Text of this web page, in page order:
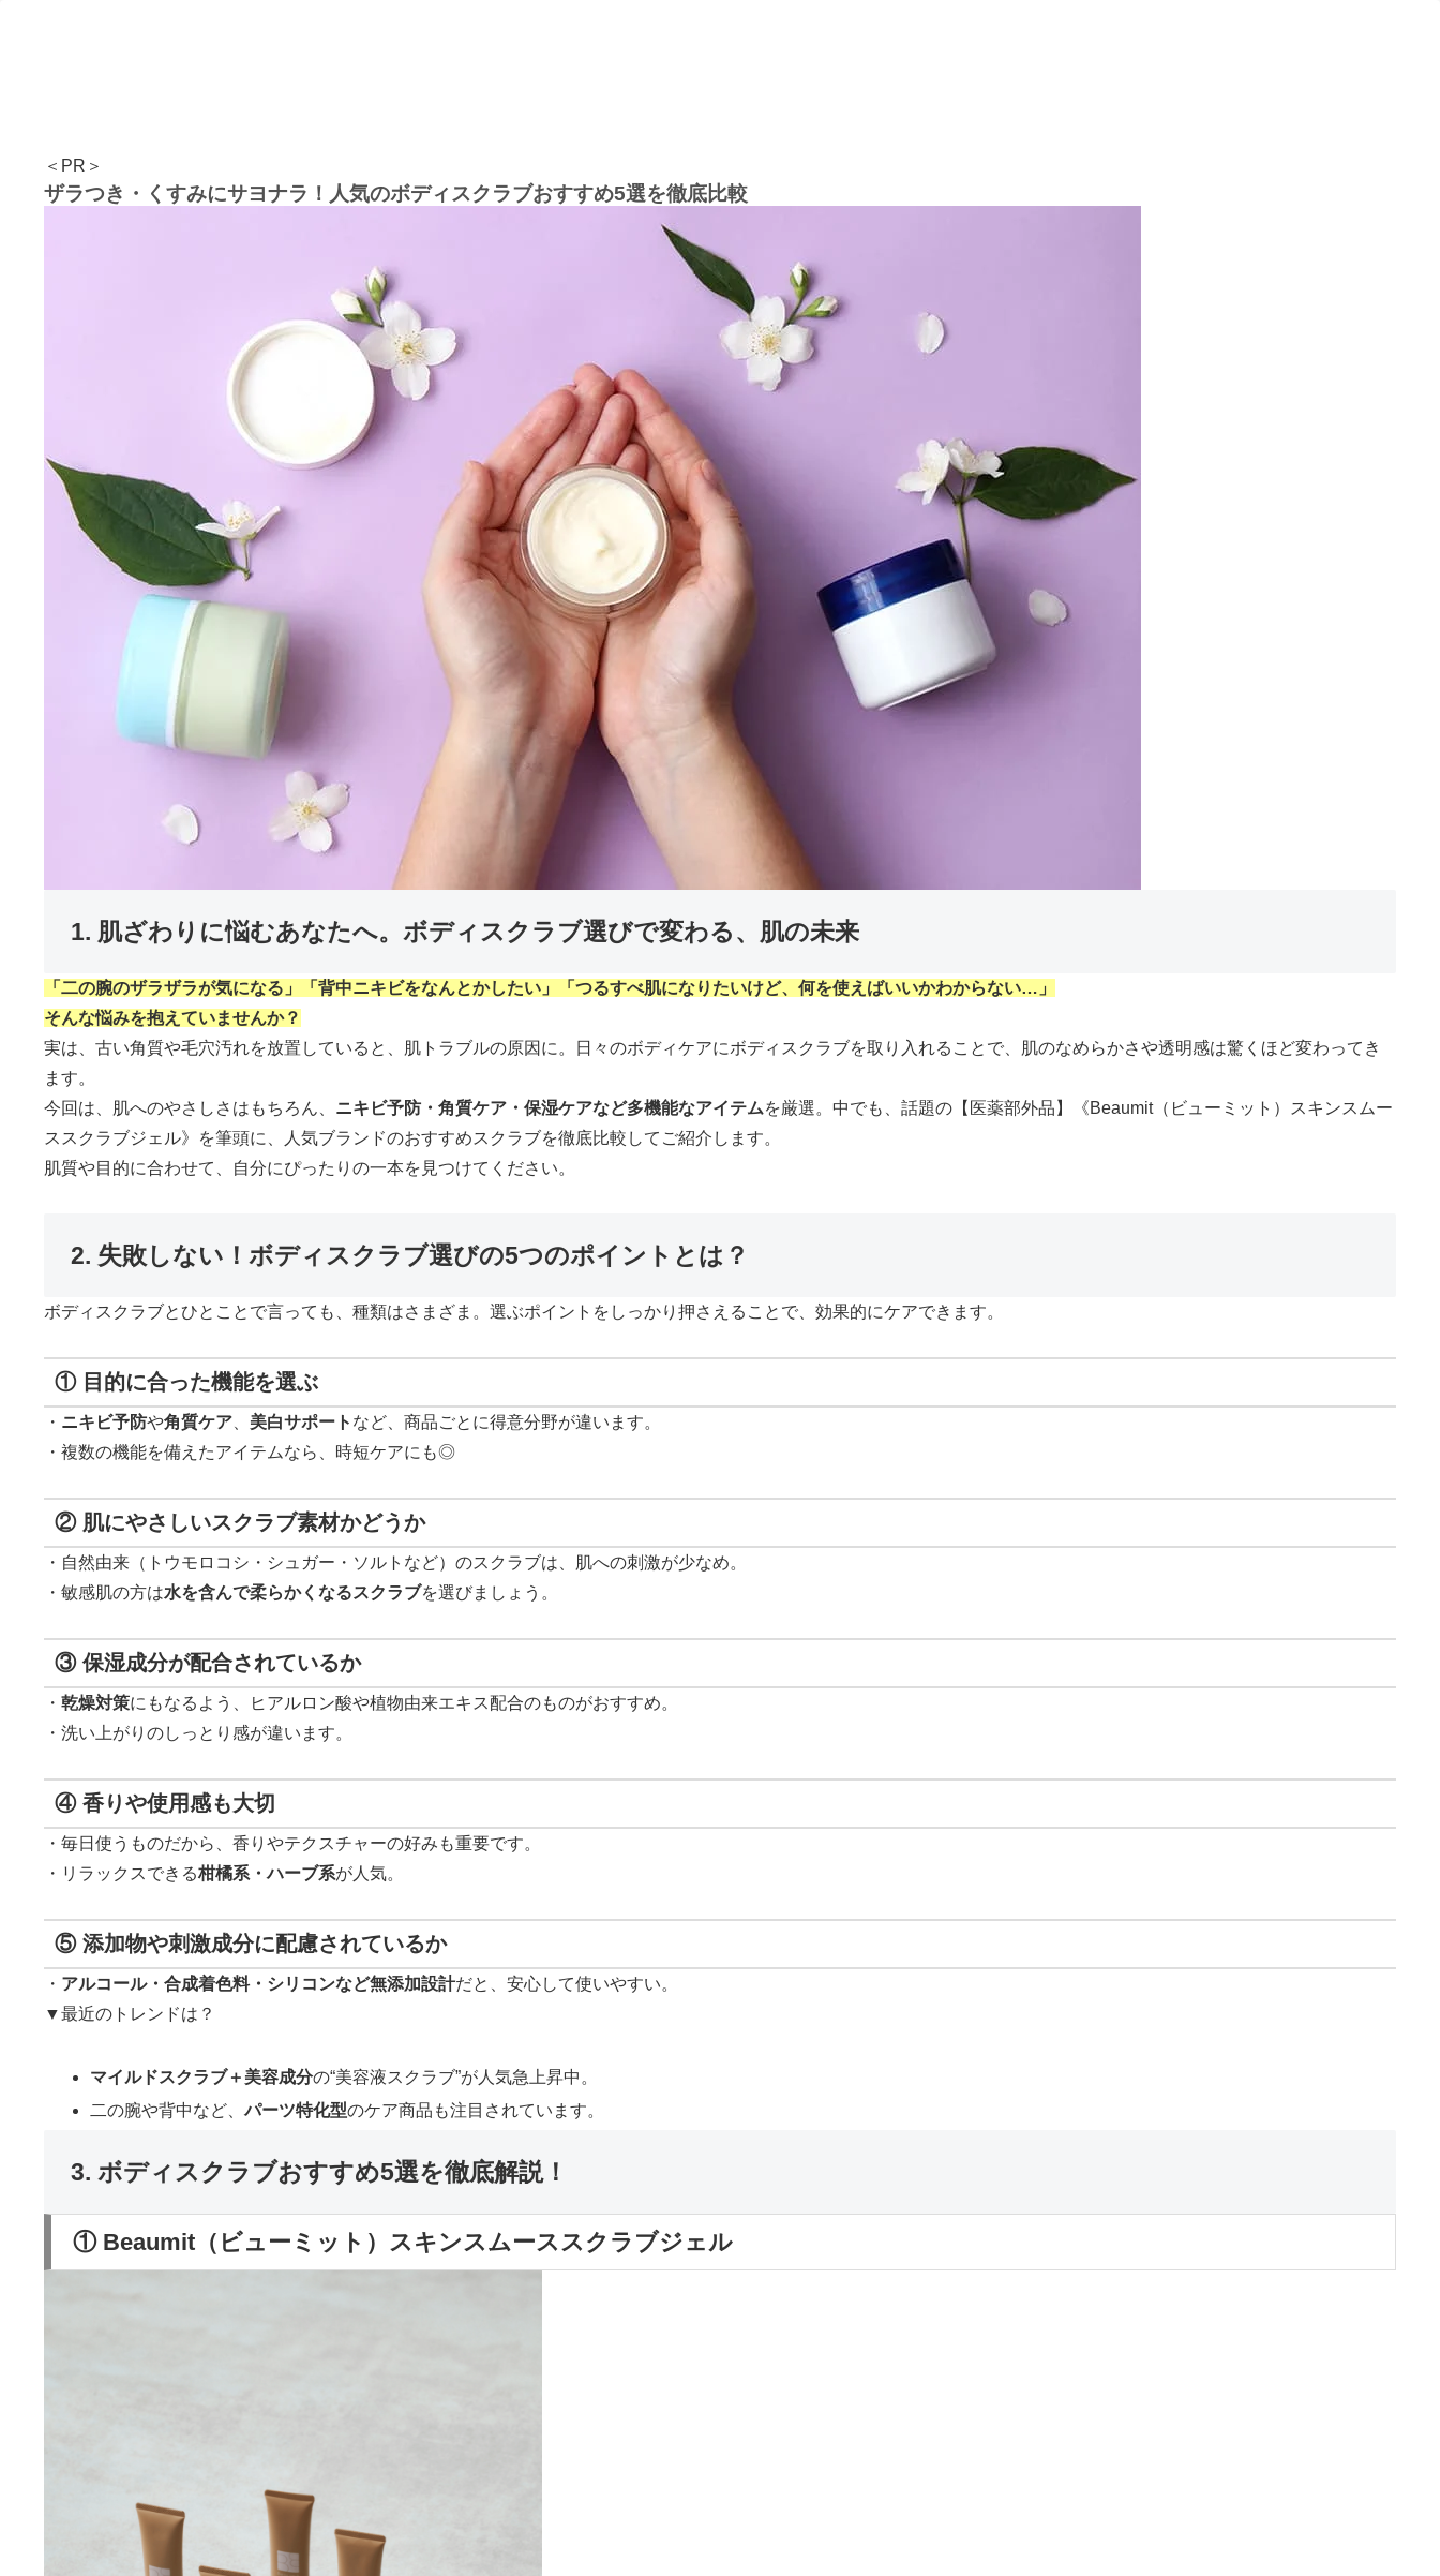
＜PR＞
ザラつき・くすみにサヨナラ！人気のボディスクラブおすすめ5選を徹底比較
1. 肌ざわりに悩むあなたへ。ボディスクラブ選びで変わる、肌の未来
「二の腕のザラザラが気になる」「背中ニキビをなんとかしたい」「つるすべ肌になりたいけど、何を使えばいいかわからない…」
そんな悩みを抱えていませんか？
実は、古い角質や毛穴汚れを放置していると、肌トラブルの原因に。日々のボディケアにボディスクラブを取り入れることで、肌のなめらかさや透明感は驚くほど変わってき
ます。
今回は、肌へのやさしさはもちろん、 ニキビ予防・角質ケア・保湿ケアなど多機能なアイテムを厳選。中でも、話題の【医薬部外品】《Beaumit（ビューミット）スキンスムー
ススクラブジェル》を筆頭に、人気ブランドのおすすめスクラブを徹底比較してご紹介します。
肌質や目的に合わせて、自分にぴったりの一本を見つけてください。
2. 失敗しない！ボディスクラブ選びの5つのポイントとは？
ボディスクラブとひとことで言っても、種類はさまざま。選ぶポイントをしっかり押さえることで、効果的にケアできます。
① 目的に合った機能を選ぶ
・ ニキビ予防や角質ケア 美白サポート など、商品ごとに得意分野が違います。
・複数の機能を備えたアイテムなら、時短ケアにも◎
② 肌にやさしいスクラブ素材かどうか
・自然由来（トウモロコシ・シュガー・ソルトなど）のスクラブは、肌への刺激が少なめ。
・敏感肌の方は水を含んで柔らかくなるスクラブを選びましょう。
③ 保湿成分が配合されているか
・ 乾燥対策にもなるよう、ヒアルロン酸や植物由来エキス配合のものがおすすめ。
・洗い上がりのしっとり感が違います。
④ 香りや使用感も大切
・毎日使うものだから、香りやテクスチャーの好みも重要です。
・リラックスできる柑橘系・ハーブ系が人気。
⑤ 添加物や刺激成分に配慮されているか
・ アルコール・合成着色料・シリコンなど無添加設計だと、安心して使いやすい。
▼最近のトレンドは？
マイルドスクラブ＋美容成分の“美容液スクラブ”が人気急上昇中。
二の腕や背中など、パーツ特化型のケア商品も注目されています。
3. ボディスクラブおすすめ5選を徹底解説！
① Beaumit（ビューミット）スキンスムーススクラブジェル